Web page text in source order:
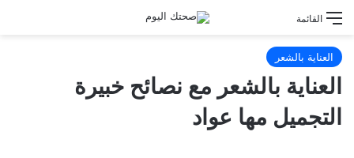
القائمة
العناية بالشعر
العناية بالشعر مع نصائح خبيرة
التجميل مها عواد